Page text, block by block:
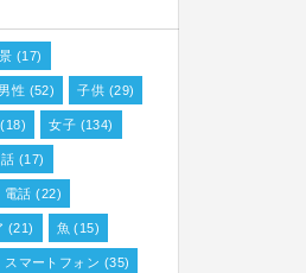
(17)
男性 (52) 子供 (29)
(18) 女子 (134)
(17)
電話 (22)
(21) 魚 (15)
スマートフォン (35)